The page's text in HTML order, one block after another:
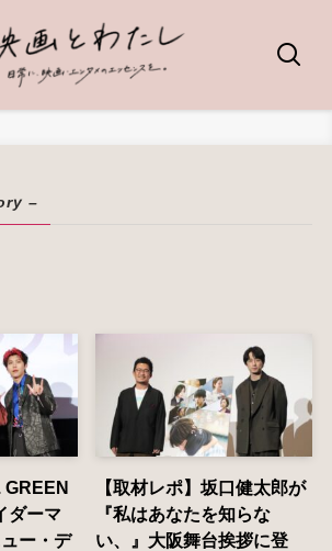
–
GREEN
ダーマ
ー・デ
【取材レポ】坂口健太郎が
『私はあなたを知らな
い、』大阪舞台挨拶に登